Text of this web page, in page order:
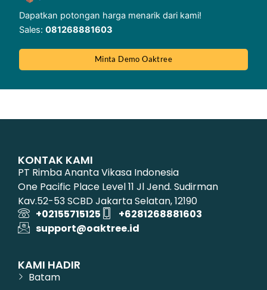
Dapatkan potongan harga menarik dari kami!
Sales: 081268881603
Minta Demo Oaktree
KONTAK KAMI
PT Rimba Ananta Vikasa Indonesia
One Pacific Place Level 11 Jl Jend. Sudirman
Kav.52-53 SCBD Jakarta Selatan, 12190
+02155715125
+6281268881603
support@oaktree.id
KAMI HADIR
Batam